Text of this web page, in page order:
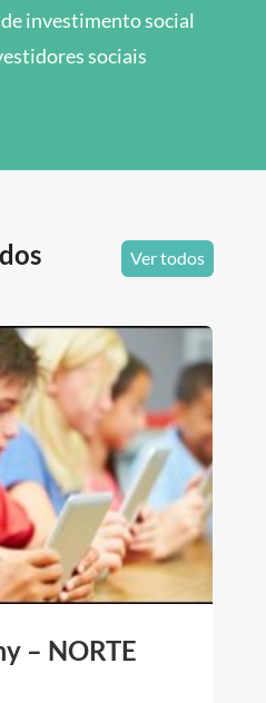
investimento social
sociais
Ver todos
– NORTE